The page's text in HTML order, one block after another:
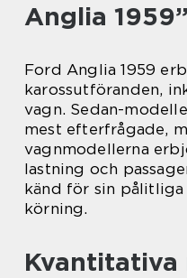
Anglia 1959”
Ford Anglia 1959
karossutföranden,
vagn. Sedan-
mest efterfrågade,
vagnmodellerna
lastning och
känd för sin
körning.
Kvantitativa